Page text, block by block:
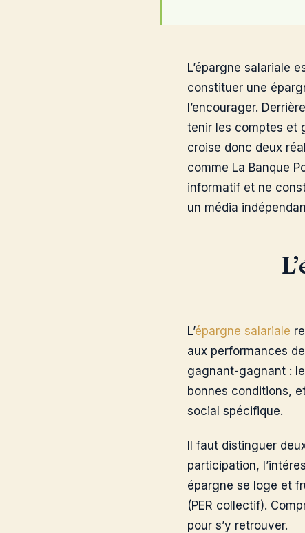
L’épargne salariale
constituer une
l’encourager.
tenir les comptes et
croise donc deux
comme La Banque
informatif et ne
un média
L’épargne salariale
aux performances
gagnant-gagnant :
bonnes conditions,
social spécifique.
Il faut distinguer
participation,
épargne se loge et
(PER collectif).
pour s’y retrouver.